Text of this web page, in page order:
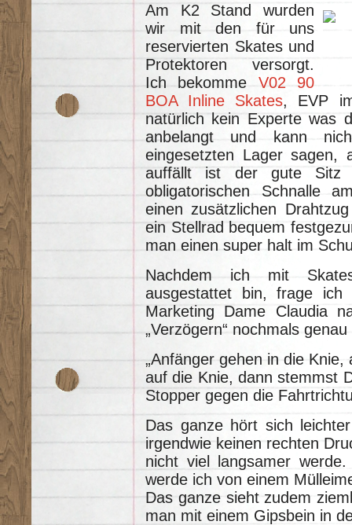
Am K2 Stand wurden
wir mit den für uns
reservierten Skates und
Protektoren versorgt.
Ich bekomme V02 90
BOA Inline Skates, EVP
natürlich kein Experte was
anbelangt und kann
eingesetzten Lager
auffällt ist der gute Sitz
obligatorischen Schnalle
einen zusätzlichen
ein Stellrad bequem
man einen super halt im
Nachdem ich mit
ausgestattet bin, frage
Marketing Dame Claudia
„Verzögern“ nochmals
„Anfänger gehen in die
auf die Knie, dann stemmst
Stopper gegen die
Das ganze hört sich
irgendwie keinen rechten
nicht viel langsamer
werde ich von einem
Das ganze sieht zudem
man mit einem Gipsbein in